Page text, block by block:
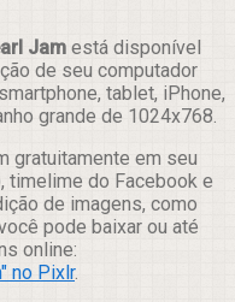
Jam está disponível
de seu computador
tablet, iPhone,
grande de 1024x768.
gratuitamente em seu
timelime do Facebook e
de imagens, como
pode baixar ou até
online:
no Pixlr.